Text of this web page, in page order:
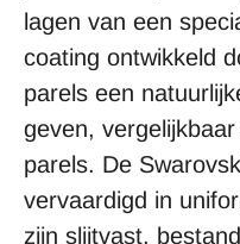
lagen van een
coating ontwikkeld
parels een
geven,
parels. De
vervaardigd in
zijn slijtvast,